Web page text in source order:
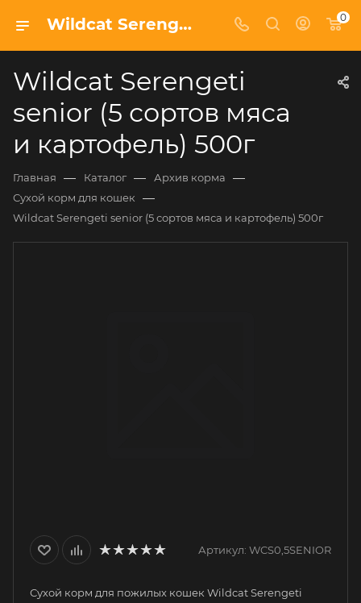
Wildcat Serengeti senior (5 сортов мяса и картофель) 500г 0
Wildcat Serengeti
senior (5 сортов мяса
и картофель) 500г
Главная — Каталог — Архив корма —
Сухой корм для кошек —
Wildcat Serengeti senior (5 сортов мяса и картофель) 500г
Артикул: WCS0,5SENIOR
Сухой корм для пожилых кошек Wildcat Serengeti